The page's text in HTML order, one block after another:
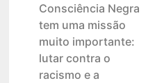
Consciência Negra
tem uma missão
muito importante:
lutar contra o
racismo e a